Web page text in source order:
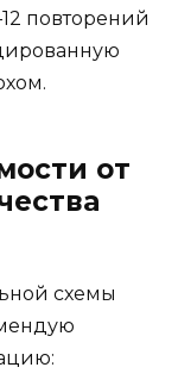
повторений
от
схемы